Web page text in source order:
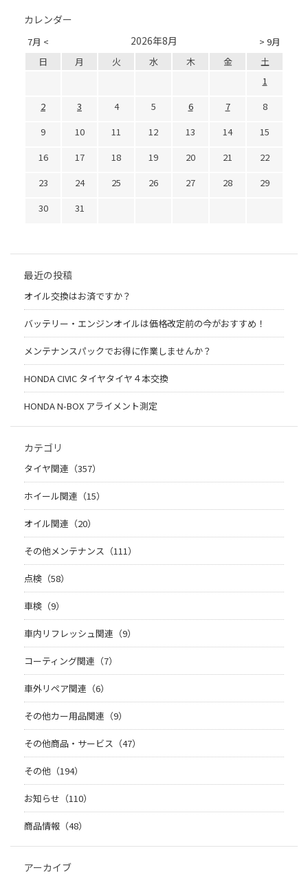
カレンダー
7月 < > 9月
2026年8月
日 月 火 水 木 金
土
1
2
3 4 5 6 7
8
9
10 11 12 13 14
15
16
17 18 19 20 21
22
23
24 25 26 27 28
29
30
31
最近の投稿
オイル交換はお済ですか？
バッテリー・エンジンオイルは価格改定前の今がおすすめ！
メンテナンスパックでお得に作業しませんか？
HONDA CIVIC タイヤタイヤ４本交換
HONDA N-BOX アライメント測定
カテゴリ
タイヤ関連（357）
ホイール関連（15）
オイル関連（20）
その他メンテナンス（111）
点検（58）
車検（9）
車内リフレッシュ関連（9）
コーティング関連（7）
車外リペア関連（6）
その他カー用品関連（9）
その他商品・サービス（47）
その他（194）
お知らせ（110）
商品情報（48）
アーカイブ